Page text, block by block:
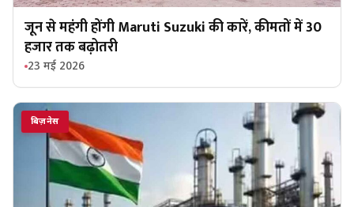
जून से महंगी होंगी Maruti Suzuki की कारें, कीमतों में 30
हजार तक बढ़ोतरी
23 मई 2026
बिज़नेस